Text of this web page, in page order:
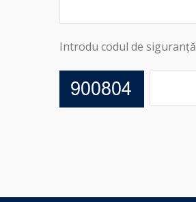
Introdu codul de siguranță